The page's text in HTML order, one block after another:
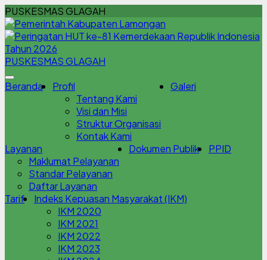
PUSKESMAS GLAGAH
PUSKESMAS GLAGAH
Beranda
Profil
Tentang Kami
Visi dan Misi
Struktur Organisasi
Kontak Kami
Galeri
Layanan
Maklumat Pelayanan
Standar Pelayanan
Daftar Layanan
Dokumen Publik PPID
Tarif
Indeks Kepuasan Masyarakat (IKM)
IKM 2020
IKM 2021
IKM 2022
IKM 2023